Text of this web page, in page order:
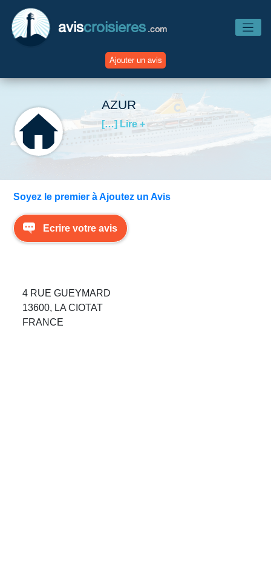
aviscroisieres .com
Ajouter un avis
Accueil
Avis Compagnies
Avis Escales
AZUR
[…] Lire +
Soyez le premier à Ajoutez un Avis
Ecrire votre avis
4 RUE GUEYMARD
13600, LA CIOTAT
FRANCE